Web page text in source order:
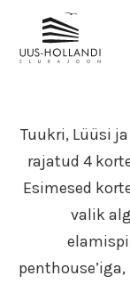
Tuukri, Lüüsi
rajatud 4
Esimesed
valik